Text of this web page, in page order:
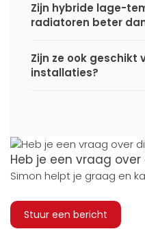
Zijn hybride lage-
radiatoren beter
Zijn ze ook
installaties?
Heb je een vraag
Simon helpt je graag en
Stuur een bericht